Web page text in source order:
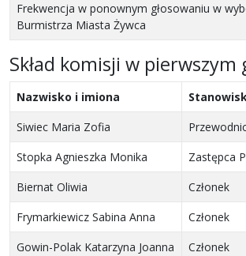
Frekwencja w ponownym głosowaniu w
Burmistrza Miasta Żywca
Skład komisji w pierwszym
Nazwisko i imiona
Siwiec Maria Zofia
Stopka Agnieszka Monika
Zastępca
Biernat Oliwia
Członek
Frymarkiewicz Sabina Anna
Członek
Gowin-Polak Katarzyna Joanna
Członek